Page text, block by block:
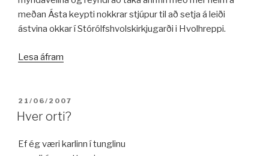
meðan Ásta keypti nokkrar stjúpur til að setja á leiði
ástvina okkar í Stórólfshvolskirkjugarði i Hvolhreppi.
Lesa áfram
BIRT:
21/06/2007
Hver orti?
Ef ég væri karlinn í tunglinu